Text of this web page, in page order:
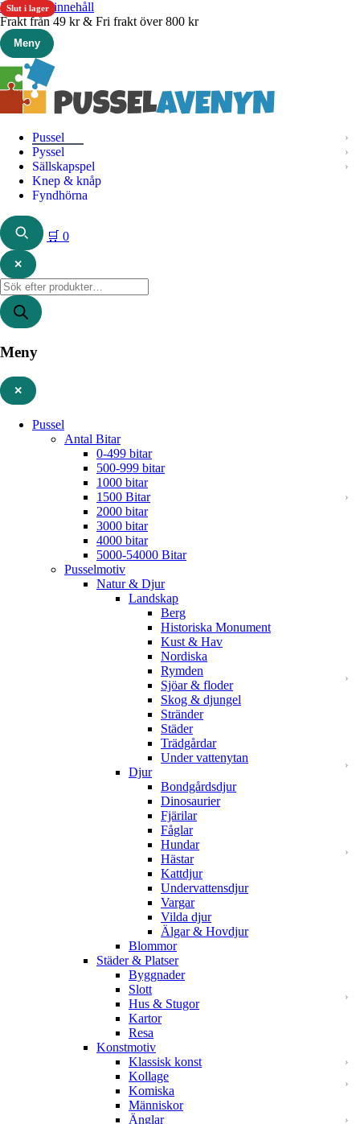
Hoppa till innehåll
Frakt från 49 kr & Fri frakt över 800 kr
Meny
Pussel
Pyssel
Sällskapspel
Knep & knåp
Fyndhörna
🛒 0
✕
Produktsökning
Meny
✕
Pussel
Antal Bitar
0-499 bitar
500-999 bitar
1000 bitar
1500 Bitar
2000 bitar
3000 bitar
4000 bitar
5000-54000 Bitar
Pusselmotiv
Natur & Djur
Landskap
Berg
Historiska Monument
Kust & Hav
Nordiska
Rymden
Sjöar & floder
Skog & djungel
Stränder
Städer
Trädgårdar
Under vattenytan
Djur
Bondgårdsdjur
Dinosaurier
Fjärilar
Fåglar
Hundar
Hästar
Kattdjur
Undervattensdjur
Vargar
Vilda djur
Älgar & Hovdjur
Blommor
Städer & Platser
Byggnader
Slott
Hus & Stugor
Kartor
Resa
Konstmotiv
Klassisk konst
Kollage
Komiska
Människor
Änglar
Slut i lager